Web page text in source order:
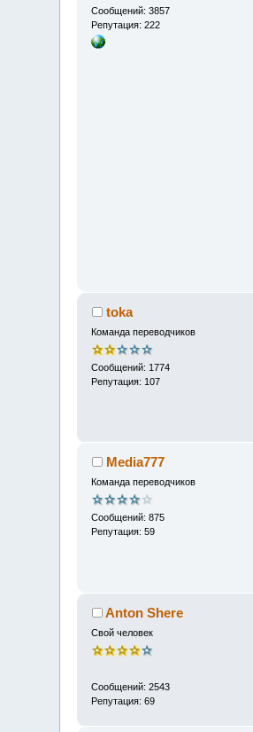
Сообщений: 3857
Репутация: 222
toka
Команда переводчиков
Сообщений: 1774
Репутация: 107
Media777
Команда переводчиков
Сообщений: 875
Репутация: 59
Anton Shere
Свой человек
Сообщений: 2543
Репутация: 69